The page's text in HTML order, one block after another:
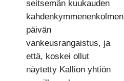
seitsemän kuukauden
kahdenkymmenenkolmen
päivän
vankeusrangaistus, ja
että, koskei ollut
näytetty Kallion yhtiön